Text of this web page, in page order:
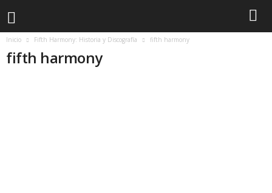
Inicio Fifth Harmony: Historia y Discografía fifth harmony
fifth harmony